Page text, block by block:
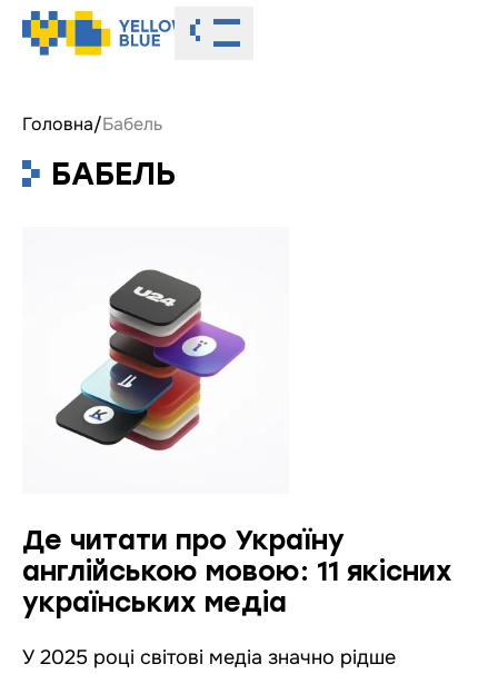
Toggle menu
Головна/Бабель
БАБЕЛЬ
Де читати про Україну
англійською мовою: 11 якісних
українських медіа
У 2025 році світові медіа значно рідше